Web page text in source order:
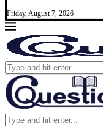
Friday, August 7, 2026